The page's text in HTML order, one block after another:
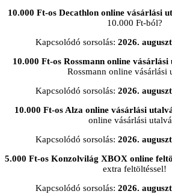
10.000 Ft-os Decathlon online vásárlási
10.000 Ft-ból?
Kapcsolódó sorsolás: 2026.
10.000 Ft-os Rossmann online vásárlási
Rossmann online vásárlási
Kapcsolódó sorsolás: 2026.
10.000 Ft-os Alza online vásárlási
online vásárlási
Kapcsolódó sorsolás: 2026.
5.000 Ft-os Konzolvilág XBOX online
extra feltöltéssel!
Kapcsolódó sorsolás: 2026.